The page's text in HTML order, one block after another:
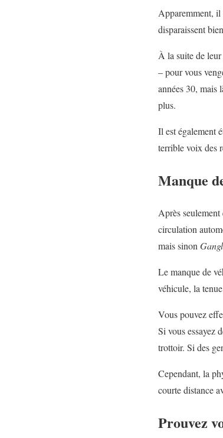
Apparemment, il
disparaissent
À la suite de
– pour vous
années 30, mais
plus.
Il est également
terrible voix des
Manque
Après
circulation
mais sinon
Le manque de
véhicule, la
Vous pouvez
Si vous essayez
trottoir. Si des
Cependant, la
courte distance
Prouvez